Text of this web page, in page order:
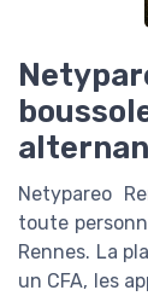
Netypareo
toute
Rennes. La
un CFA, les